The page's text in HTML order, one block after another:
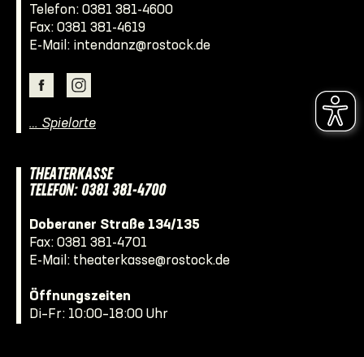
Telefon: 0381 381-4600
Fax: 0381 381-4619
E-Mail: intendanz@rostock.de
… Spielorte
THEATERKASSE
TELEFON: 0381 381-4700
Doberaner Straße 134/135
Fax: 0381 381-4701
E-Mail: theaterkasse@rostock.de
Öffnungszeiten
Di–Fr: 10:00–18:00 Uhr